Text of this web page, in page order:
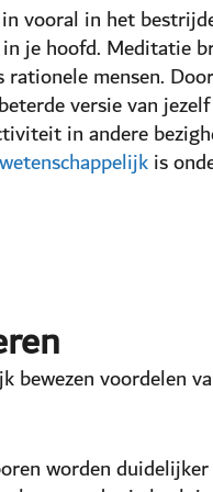
vooral in het
je hoofd. Meditatie
mensen.
versie van
in andere
wetenschappelijkis
bewezen voordelen
worden